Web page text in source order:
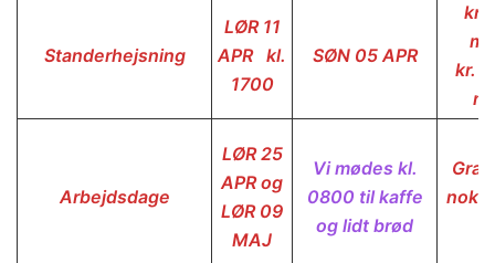
Standerhejsning
LØR 11
APR kl.
1700
SØN 05 APR
kr.
kr.
Arbejdsdage
LØR 25
APR og
LØR 09
MAJ
Vi mødes kl.
0800 til kaffe
og lidt brød
nok